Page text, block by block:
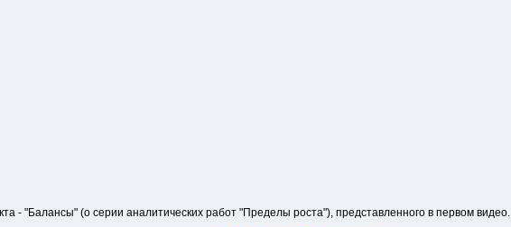
- "Балансы" (о серии аналитических работ "Пределы роста"), представленного в первом видео.